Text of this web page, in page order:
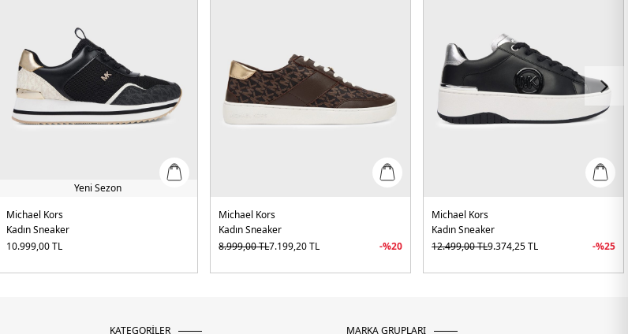
Yeni Sezon
Michael Kors
Kadın Sneaker
10.999,00TL
Michael Kors
Kadın Sneaker
8.999,00TL7.199,20TL -%20
Michael Kors
Kadın Sneaker
12.499,00TL9.374,25TL -%25
KATEGORİLER MARKA GRUPLARI